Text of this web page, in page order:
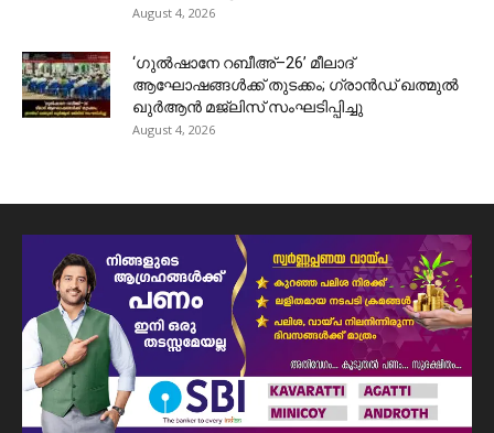
August 4, 2026
‘ഗുൽഷാനേ റബീഅ്–26’ മീലാദ്
ആഘോഷങ്ങൾക്ക് തുടക്കം; ഗ്രാൻഡ് ഖത്മുൽ
ഖുർആൻ മജ്‌ലിസ് സംഘടിപ്പിച്ചു
August 4, 2026